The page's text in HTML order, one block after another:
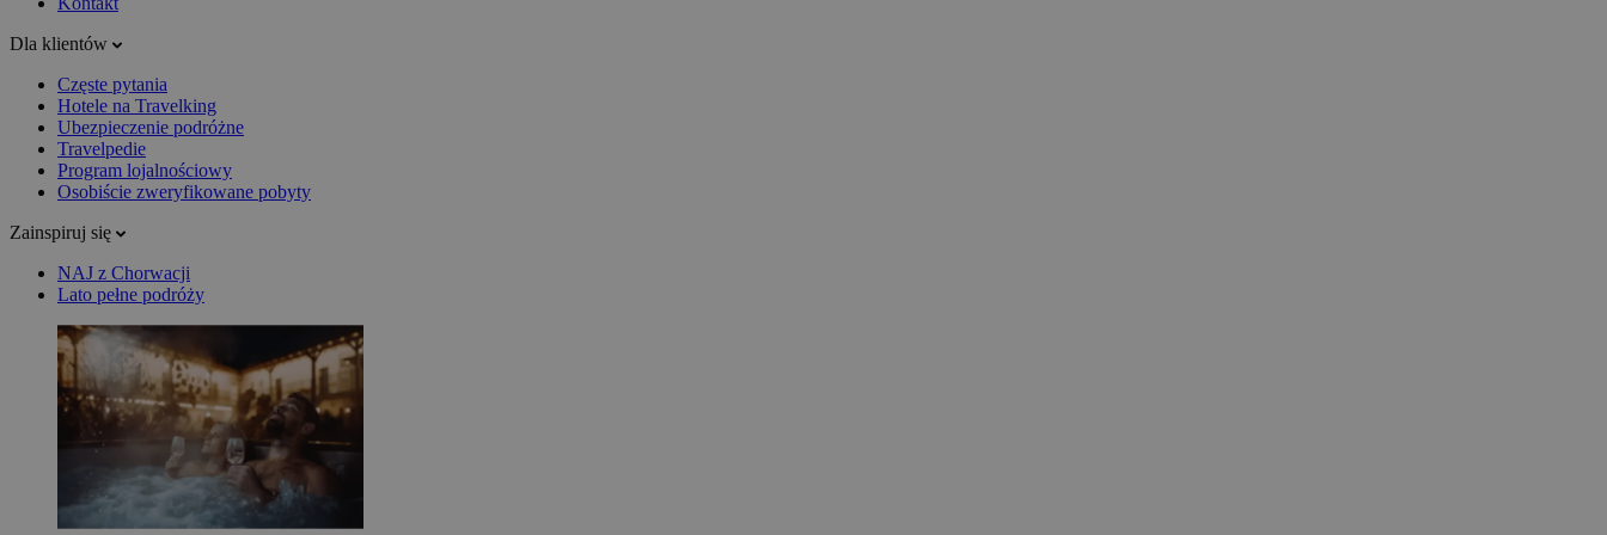
Dla klientów
Częste pytania
Hotele na Travelking
Ubezpieczenie podróżne
Travelpedie
Program lojalnościowy
Osobiście zweryfikowane pobyty
Zainspiruj się
NAJ z Chorwacji
Lato pełne podróży